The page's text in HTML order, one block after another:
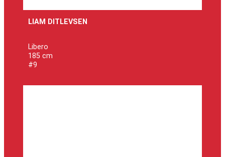
LIAM DITLEVSEN
Libero
185 cm
#9